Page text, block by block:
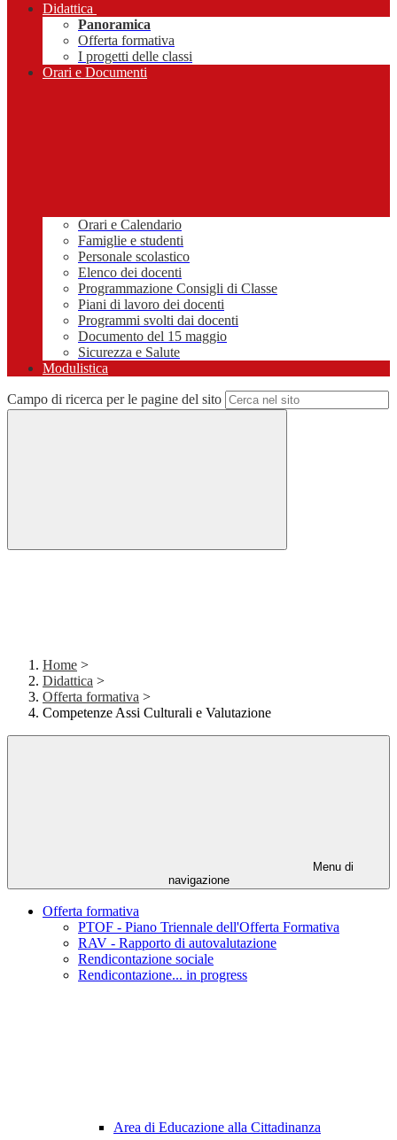
Didattica
Panoramica
Offerta formativa
I progetti delle classi
Orari e Documenti
Orari e Calendario
Famiglie e studenti
Personale scolastico
Elenco dei docenti
Programmazione Consigli di Classe
Piani di lavoro dei docenti
Programmi svolti dai docenti
Documento del 15 maggio
Sicurezza e Salute
Modulistica
Campo di ricerca per le pagine del sito
Home >
Didattica >
Offerta formativa >
Competenze Assi Culturali e Valutazione
Menu di
navigazione
Offerta formativa
PTOF - Piano Triennale dell'Offerta Formativa
RAV - Rapporto di autovalutazione
Rendicontazione sociale
Rendicontazione... in progress
Area di Educazione alla Cittadinanza